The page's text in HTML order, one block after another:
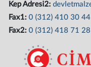
Kep Adresi2:
Fax1:0 (312) 410 30 44
Fax2:0 (312) 418 71 28